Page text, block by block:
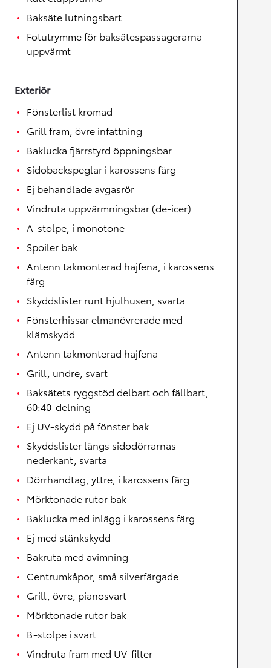
Baksäte lutningsbart
Fotutrymme för baksätespassagerarna
uppvärmt
Exteriör
Fönsterlist kromad
Grill fram, övre infattning
Baklucka fjärrstyrd öppningsbar
Sidobackspeglar i karossens färg
Ej behandlade avgasrör
Vindruta uppvärmningsbar (de-icer)
A-stolpe, i monotone
Spoiler bak
Antenn takmonterad hajfena, i karossens
färg
Skyddslister runt hjulhusen, svarta
Fönsterhissar elmanövrerade med
klämskydd
Antenn takmonterad hajfena
Grill, undre, svart
Baksätets ryggstöd delbart och fällbart,
60:40-delning
Ej UV-skydd på fönster bak
Skyddslister längs sidodörrarnas
nederkant, svarta
Dörrhandtag, yttre, i karossens färg
Mörktonade rutor bak
Baklucka med inlägg i karossens färg
Ej med stänkskydd
Bakruta med avimning
Centrumkåpor, små silverfärgade
Grill, övre, pianosvart
Mörktonade rutor bak
B-stolpe i svart
Vindruta fram med UV-filter